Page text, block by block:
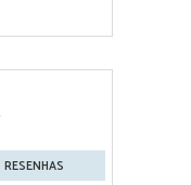
RESENHAS